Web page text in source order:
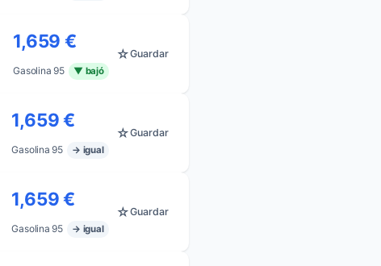
1,659 €
Gasolina 95 ▼ bajó
☆Guardar
1,659 €
Gasolina 95 → igual
☆Guardar
1,659 €
Gasolina 95 → igual
☆Guardar